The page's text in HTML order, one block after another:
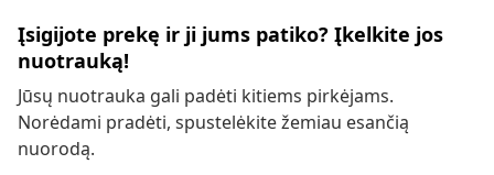
Įsigijote prekę ir ji jums patiko? Įkelkite jos
nuotrauką!
Jūsų nuotrauka gali padėti kitiems pirkėjams.
Norėdami pradėti, spustelėkite žemiau esančią
nuorodą.